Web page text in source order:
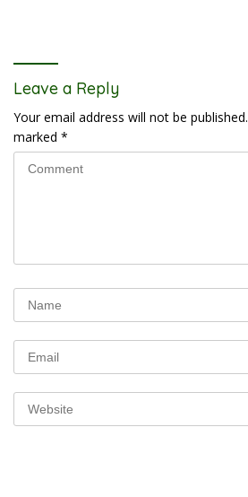
Leave a Reply
Your email address will not be published.
marked *